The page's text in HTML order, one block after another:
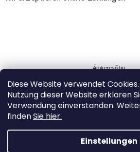
Diese Website verwendet
Nutzung dieser Website erklären
Verwendung einverstanden.
findenSie hier.
Einstellungen
u
e
r
e
Árukereső.hu
Erstellt von